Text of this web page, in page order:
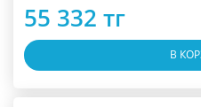
55 332 тг
В